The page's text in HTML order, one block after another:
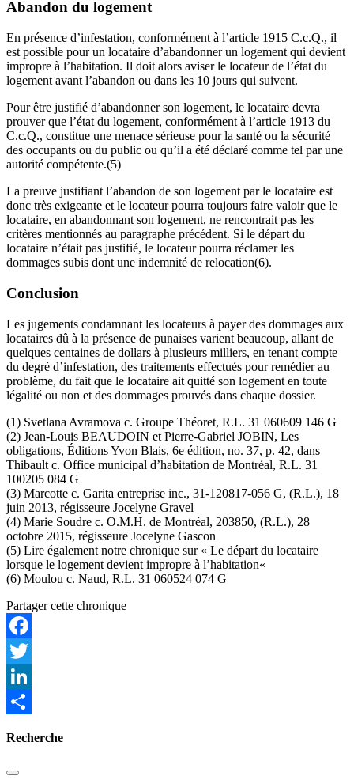
Abandon du logement
En présence d’infestation, conformément à l’article 1915 C.c.Q., il
est possible pour un locataire d’abandonner un logement qui devient
impropre à l’habitation. Il doit alors aviser le locateur de l’état du
logement avant l’abandon ou dans les 10 jours qui suivent.
Pour être justifié d’abandonner son logement, le locataire devra
prouver que l’état du logement, conformément à l’article 1913 du
C.c.Q., constitue une menace sérieuse pour la santé ou la sécurité
des occupants ou du public ou qu’il a été déclaré comme tel par une
autorité compétente.(5)
La preuve justifiant l’abandon de son logement par le locataire est
donc très exigeante et le locateur pourra toujours faire valoir que le
locataire, en abandonnant son logement, ne rencontrait pas les
critères mentionnés au paragraphe précédent. Si le départ du
locataire n’était pas justifié, le locateur pourra réclamer les
dommages subis dont une indemnité de relocation(6).
Conclusion
Les jugements condamnant les locateurs à payer des dommages aux
locataires dû à la présence de punaises varient beaucoup, allant de
quelques centaines de dollars à plusieurs milliers, en tenant compte
du degré d’infestation, des traitements effectués pour remédier au
problème, du fait que le locataire ait quitté son logement en toute
légalité ou non et des dommages prouvés dans chaque dossier.
(1) Svetlana Avramova c. Groupe Théoret, R.L. 31 060609 146 G
(2) Jean-Louis BEAUDOIN et Pierre-Gabriel JOBIN, Les
obligations, Éditions Yvon Blais, 6e édition, no. 37, p. 42, dans
Thibault c. Office municipal d’habitation de Montréal, R.L. 31
100205 084 G
(3) Marcotte c. Garita entreprise inc., 31-120817-056 G, (R.L.), 18
juin 2013, régisseure Jocelyne Gravel
(4) Marie Soudre c. O.M.H. de Montréal, 203850, (R.L.), 28
octobre 2015, régisseure Jocelyne Gascon
(5) Lire également notre chronique sur « Le départ du locataire
lorsque le logement devient impropre à l’habitation«
(6) Moulou c. Naud, R.L. 31 060524 074 G
Partager cette chronique
Facebook
Twitter
LinkedIn
Recherche